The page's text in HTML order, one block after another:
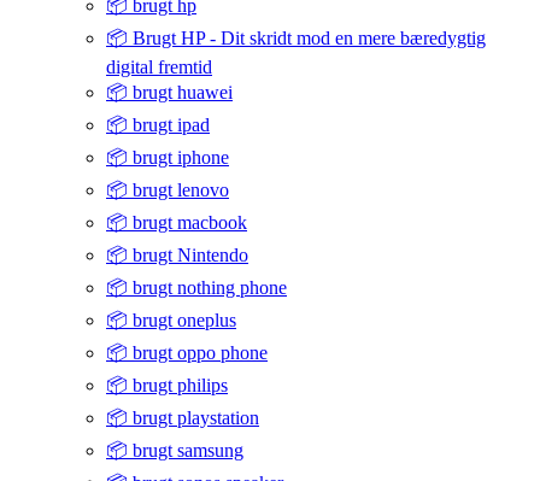
📦 brugt hp
📦 Brugt HP - Dit skridt mod en mere bæredygtig
digital fremtid
📦 brugt huawei
📦 brugt ipad
📦 brugt iphone
📦 brugt lenovo
📦 brugt macbook
📦 brugt Nintendo
📦 brugt nothing phone
📦 brugt oneplus
📦 brugt oppo phone
📦 brugt philips
📦 brugt playstation
📦 brugt samsung